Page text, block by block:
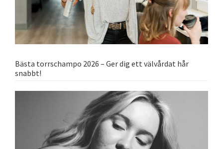
Bästa torrschampo 2026 – Ger dig ett välvårdat hår
snabbt!